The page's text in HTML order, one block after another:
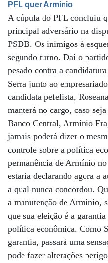
PFL quer Armínio
A cúpula do PFL concluiu
principal adversário na
PSDB. Os inimigos à
segundo turno. Daí o
pesado contra a
Serra junto ao
candidata pefelista,
manterá no cargo, caso
Banco Central, Armínio
jamais poderá dizer o
controle sobre a política
permanência de Armínio
estaria declarando agora a
a qual nunca concordou.
a manutenção de Armínio,
que sua eleição é a
política econômica. Como
garantia, passará uma
pode fazer alterações